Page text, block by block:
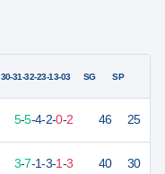
30-31-32-23-13-03 SG SP
5-5-4-2-0-2 46 25
3-7-1-3-1-3 40 30